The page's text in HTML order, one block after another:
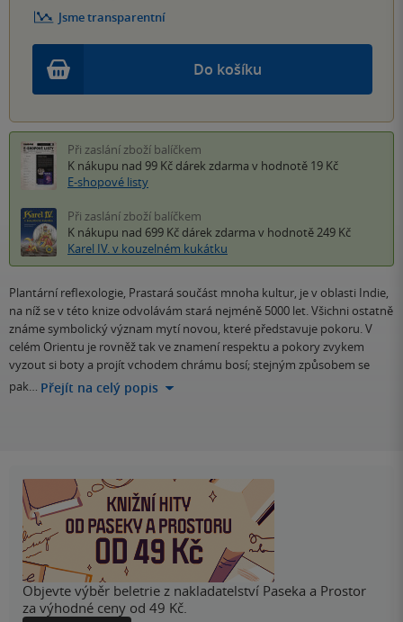
Do košíku
Jsme transparentní
Při zaslání zboží balíčkem
K nákupu nad 99 Kč dárek zdarma v hodnotě 19 Kč
E-shopové listy
Při zaslání zboží balíčkem
K nákupu nad 699 Kč dárek zdarma v hodnotě 249 Kč
Karel IV. v kouzelném kukátku
Plantární reflexologie, Prastará součást mnoha kultur, je v oblasti Indie,
na níž se v této knize odvolávám stará nejméně 5000 let. Všichni ostatně
známe symbolický význam mytí novou, které představuje pokoru. V
celém Orientu je rovněž tak ve znamení respektu a pokory zvykem
vyzout si boty a projít vchodem chrámu bosí; stejným způsobem se
pak… Přejít na celý popis
Objevte výběr beletrie z nakladatelství Paseka a Prostor
za výhodné ceny od 49 Kč.